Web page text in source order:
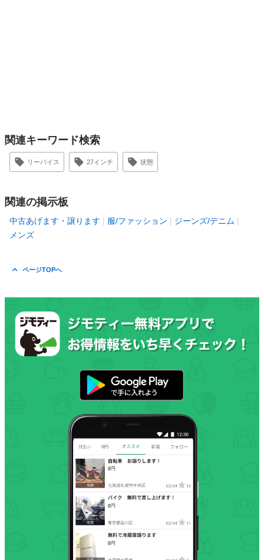
関連キーワード検索
リーバイス 27インチ 状態
関連の掲示板
中古あげます・譲ります 服/ファッション
ジーンズ/デニム
メンズ
ページTOPへ